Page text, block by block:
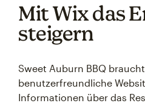
Mit Wix das
steigern
Sweet Auburn BBQ
benutzerfreundliche
Informationen über das